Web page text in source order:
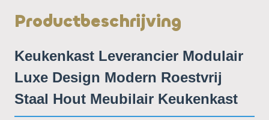
Productbeschrijving
Keukenkast Leverancier Modulair
Luxe Design Modern Roestvrij
Staal Hout Meubilair Keukenkast